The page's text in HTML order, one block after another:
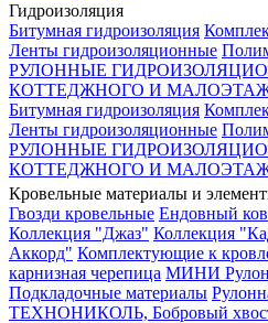
Гидроизоляция
Битумная гидроизоляция
Ленты гидроизоляционные
РУЛОННЫЕ
КОТТЕДЖНОГО И
Битумная гидроизоляция
Ленты гидроизоляционные
РУЛОННЫЕ
КОТТЕДЖНОГО И
Кровельные материалы и
Гвозди кровельные Ендовный
Коллекция "Джаз" Коллекция
Аккорд" Комплектующие к
карнизная черепица МИНИ
Подкладочные материалы
ТЕХНОНИКОЛЬ, Бобровый